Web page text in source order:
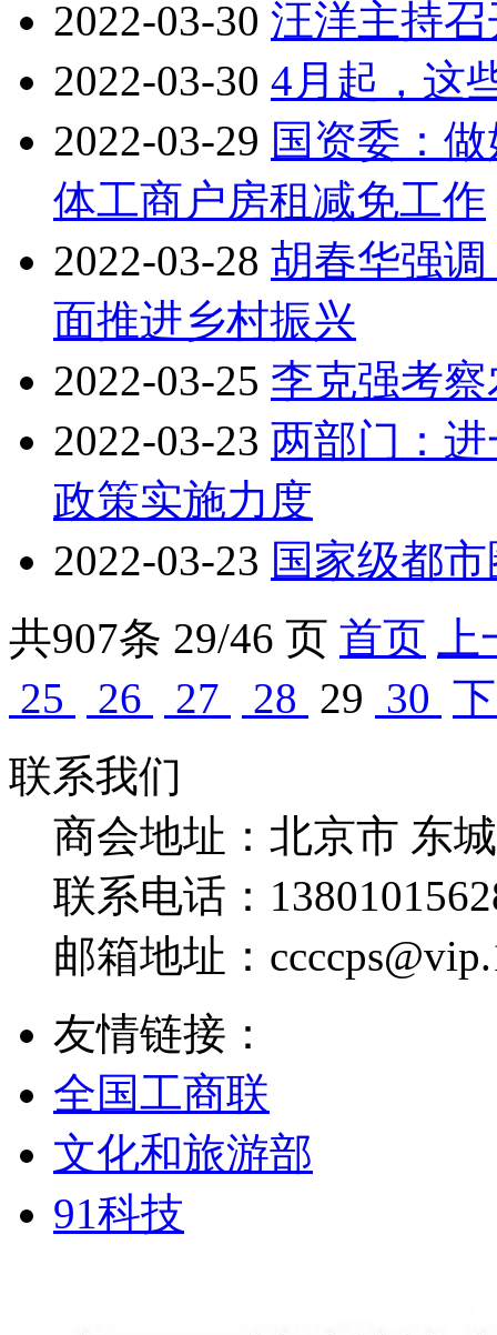
2022-03-30 汪洋主持
2022-03-30 4月起，这
2022-03-29 国资委：
体工商户房租减免工作
2022-03-28 胡春华强
面推进乡村振兴
2022-03-25 李克强考
2022-03-23 两部门：
政策实施力度
2022-03-23 国家级都
共907条 29/46 页 首页
25
26 27 28 29 30
联系我们
商会地址： 北京市 东
联系电话：
邮箱地址：
友情链接：
全国工商联
文化和旅游部
91科技